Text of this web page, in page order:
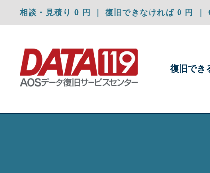
相談・見積り 0 円 ｜ 復旧できなければ 0 円
復旧でき